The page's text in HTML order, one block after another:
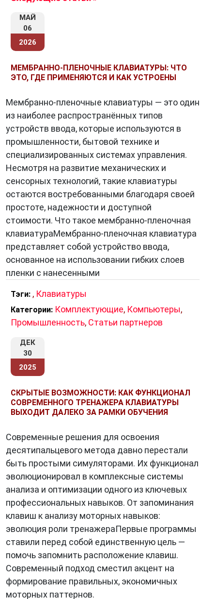
С развитием технологии и появлением
первых компьютеров, клавиатуры стали
интерфейса. Первые компьютерные
клавиатуры имели механические клавиши и
были довольно громоздкими. С течением
времени они стали более компактными и
удобными в использовании, что
способствовало их распространению.
Строение Клавиатуры
Современнаяклавиатурасостоит из ряда
клавиш, расположенных на плоской
поверхности. Каждая клавиша представляет
собой небольшую механическую кнопку,
которая может быть нажата для ввода
символа или команды. Клавиши обычно
разделены на различные секции, такие как
специальные клавиши, такие как «Enter»,
«Shift» и «Ctrl».
выполнены в нескольких вариантах. Самые
распространенные типы клавиш включают в
себя мембранные и механические.
большинстве стандартных клавиатур и
представляют собой нажатие клавиши на
с другой стороны, имеют собственные
механизмы для каждой клавиши и часто
предпочитаются геймерами и энтузиастами
клавиатур.
Принцип Работы
Принцип работыклавиатурызаключается в
том, что при нажатии на клавишу происходит
электрический контакт, который передает
информацию компьютеру. В зависимости от
того, какая клавиша была нажата, компьютер
МАЙ
06
2026
МЕМБРАННО-ПЛЕНОЧНЫЕ КЛАВИАТУРЫ: ЧТО
ЭТО, ГДЕ ПРИМЕНЯЮТСЯ И КАК УСТРОЕНЫ
Мембранно-пленочные клавиатуры — это один
из наиболее распространённых типов
устройств ввода, которые используются в
промышленности, бытовой технике и
специализированных системах управления.
Несмотря на развитие механических и
сенсорных технологий, такие клавиатуры
остаются востребованными благодаря своей
простоте, надежности и доступной
стоимости. Что такое мембранно-пленочная
клавиатураМембранно-пленочная клавиатура
представляет собой устройство ввода,
основанное на использовании гибких слоев
пленки с нанесенными
Тэги: , Клавиатуры
Категории: Комплектующие, Компьютеры,
Промышленность, Статьи партнеров
ДЕК
30
2025
СКРЫТЫЕ ВОЗМОЖНОСТИ: КАК ФУНКЦИОНАЛ
СОВРЕМЕННОГО ТРЕНАЖЕРА КЛАВИАТУРЫ
ВЫХОДИТ ДАЛЕКО ЗА РАМКИ ОБУЧЕНИЯ
Современные решения для освоения
десятипальцевого метода давно перестали
быть простыми симуляторами. Их функционал
эволюционировал в комплексные системы
анализа и оптимизации одного из ключевых
профессиональных навыков. От запоминания
клавиш к анализу моторных навыков:
эволюция роли тренажераПервые программы
ставили перед собой единственную цель —
помочь запомнить расположение клавиш.
Современный подход сместил акцент на
формирование правильных, экономичных
моторных паттернов.